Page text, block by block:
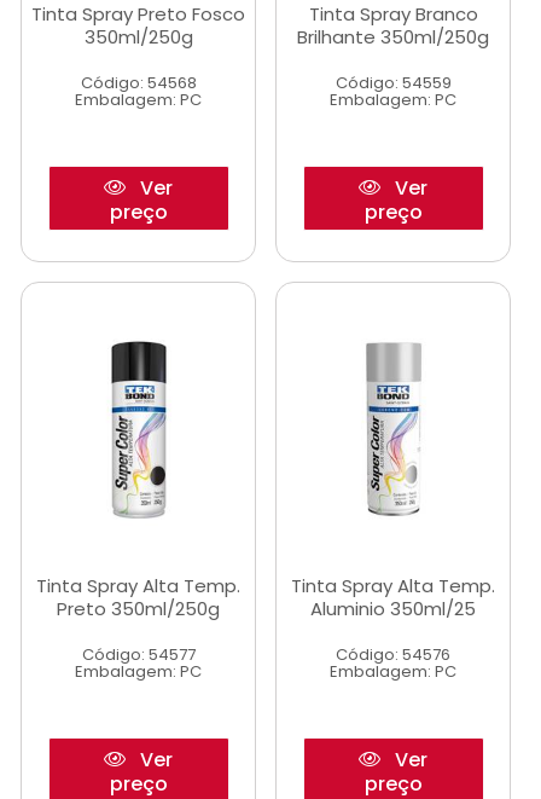
Tinta Spray Preto Fosco
350ml/250g
Código: 54568
Embalagem: PC
Ver
preço
Tinta Spray Branco
Brilhante 350ml/250g
Código: 54559
Embalagem: PC
Ver
preço
Tinta Spray Alta Temp.
Preto 350ml/250g
Código: 54577
Embalagem: PC
Ver
preço
Tinta Spray Alta Temp.
Aluminio 350ml/25
Código: 54576
Embalagem: PC
Ver
preço